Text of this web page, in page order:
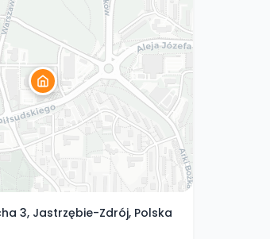
3, Jastrzębie-Zdrój, Polska